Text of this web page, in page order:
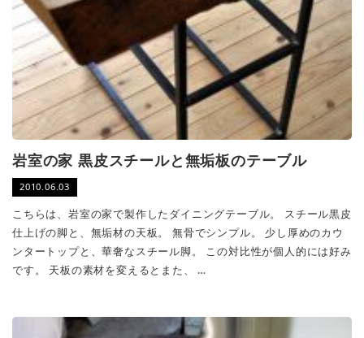
岩室の家 黒皮スチールと無垢板のテーブル
2010.06.03
こちらは、岩室の家で製作したダイニングテーブル。 スチール黒皮
仕上げの脚と、無垢材の天板。 無骨でシンプル。 少し厚めのカウ
ンタートップと、華奢なスチール脚。 この対比性が個人的には好み
です。 天板の素材を変えるとまた、 …